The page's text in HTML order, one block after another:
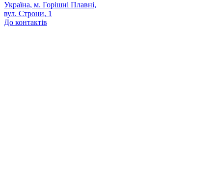
Україна, м. Горішні Плавні,
вул. Строни, 1
До контактів